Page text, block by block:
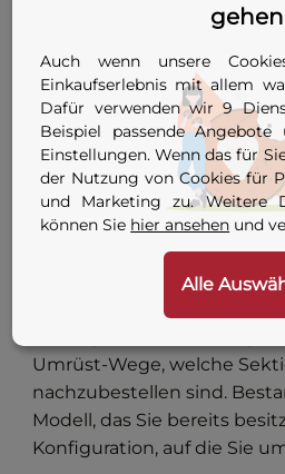
(A bei PLAS1PE, D bei
konventionellem
Für PVC-Rohre mit
Schleifmittel
Nachschleifen erforderlich.
passen am selben Cutter,
baugleich – beim Bestellen
Ausführung wählen.
Vom kleinen zum großen
Umrüst-Wege, welche
nachzubestellen sind.
Modell, das Sie bereits
Konfiguration, auf die Sie
Auch wenn unsere
Einkaufserlebnis mit allem
Dafür verwenden wir 9
Beispiel passende
Einstellungen. Wenn das für
der Nutzung von Cookies für
und Marketing zu. Weitere
können Sie hier ansehen und
Alle